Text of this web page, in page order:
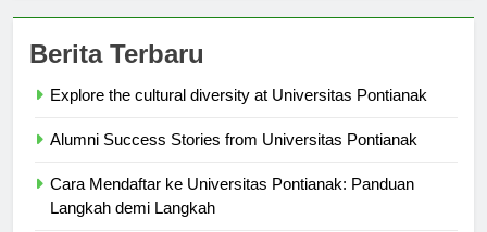
Berita Terbaru
Cara Mendaftar ke Universitas Pontianak: Panduan